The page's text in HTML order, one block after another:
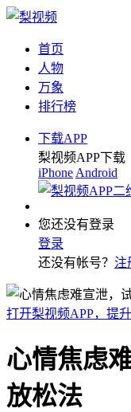
首页
人物
万象
排行榜
下载APP
梨视频APP下载
iPhone Android
您还没有登录
登录
还没有帐号？ 注
打开梨视频APP，提
心情焦虑
放松法